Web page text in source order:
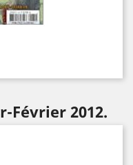
Février 2012.